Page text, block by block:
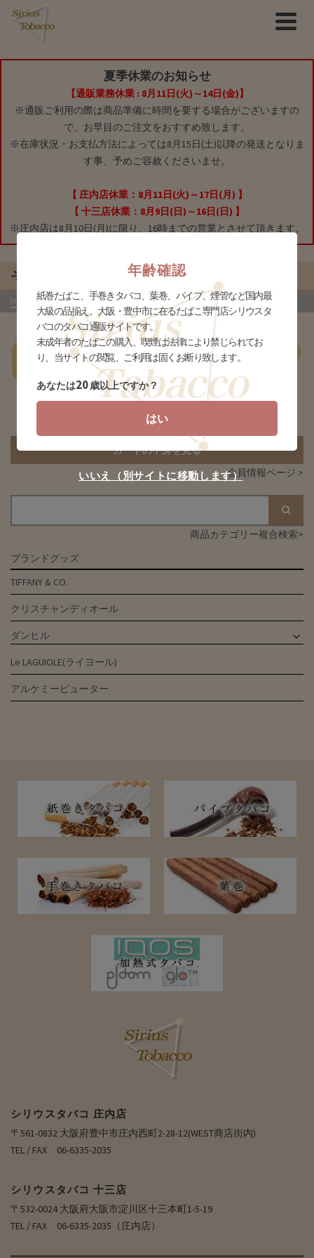
夏季休業のお知らせ
【通販業務休業 : 8月11日(火)～14日(金)】
※通販ご利用の際は商品準備に時間を要する場合がございますの
で、お早目のご注文をおすすめ致します。
※在庫状況・お支払方法によっては8月15日(土)以降の発送となりま
す事、予めご容赦くださいませ。
【 庄内店休業：8月11日(火)～17日(月) 】
【 十三店休業：8月9日(日)～16日(日) 】
※庄内店は8月10日(月)に限り、16時までの営業とさせて頂きます。
その他
HOME »商品»ブランドグッズ ダンヒル»その他- か行
あ行 か行 さ行 た行 な行 は行 ま行
該当する商品がありません
カートの中身を見る
会員情報ページ >
商品カテゴリー複合検索>
ブランドグッズ
TIFFANY & CO.
クリスチャンディオール
ダンヒル
Le LAGUIOLE(ライヨール)
アルケミーピューター
シリウスタバコ 庄内店
〒561-0832 大阪府豊中市庄内西町2-28-12(WEST商店街内)
TEL / FAX 06-6335-2035
シリウスタバコ 十三店
〒532-0024 大阪府大阪市淀川区十三本町1-5-19
TEL / FAX 06-6335-2035（庄内店）
年齢確認
紙巻たばこ、手巻きタバコ、葉巻、パイプ、煙管など国内最
大級の品揃え。大阪・豊中市に在るたばこ専門店シリウスタ
バコのタバコ通販サイトです。
未成年者のたばこの購入、喫煙は法律により禁じられてお
り、当サイトの閲覧、ご利用は固くお断り致します。
あなたは20歳以上ですか？
はい
いいえ（別サイトに移動します）